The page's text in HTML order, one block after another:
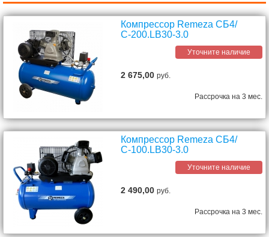
Компрессор Remeza СБ4/
С-200.LB30-3.0
Уточните наличие
2 675,00руб.
Рассрочка на 3 мес.
Компрессор Remeza СБ4/
С-100.LB30-3.0
Уточните наличие
2 490,00руб.
Рассрочка на 3 мес.